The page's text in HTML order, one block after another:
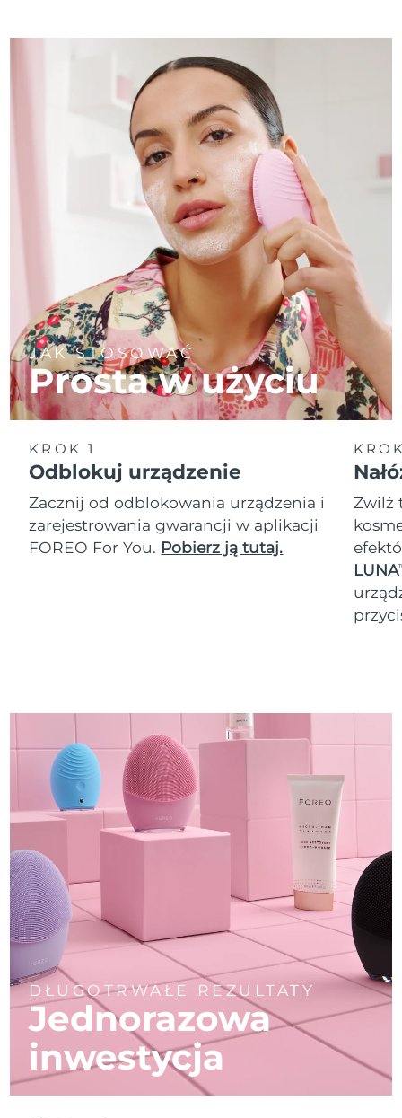
JAK STOSOWAĆ
Prosta w użyciu
KROK 1
Odblokuj urządzenie
Zacznij od odblokowania urządzenia i
zarejestrowania gwarancji w aplikacji
FOREO For You. Pobierz ją tutaj.
Zwilż
LUNA
DŁUGOTRWAŁE REZULTATY
Jednorazowa
inwestycja